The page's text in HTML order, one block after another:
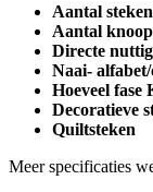
Aantal
Aantal
Directe
Naai-
Hoeveel fase
Decoratieve
Quiltsteken
Meer specificaties